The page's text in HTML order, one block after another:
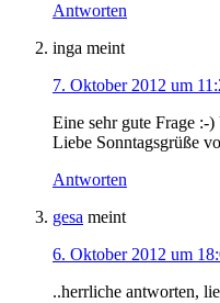
Antworten
inga meint
7. Oktober 2012 um
Eine sehr gute Frage :-
Liebe Sonntagsgrüße
Antworten
gesa meint
6. Oktober 2012 um
..herrliche antworten,